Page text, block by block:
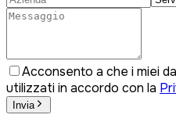
Acconsento a che i miei
utilizzati in accordo con la
Invia